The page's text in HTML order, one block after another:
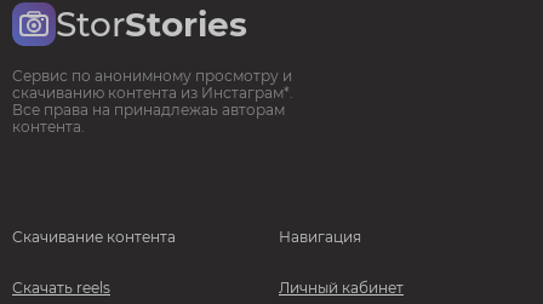
StorStories
Сервис по анонимному просмотру и
скачиванию контента из Инстаграм*.
Все права на принадлежаь авторам
контента.
Скачивание контента
Скачать reels
Навигация
Личный кабинет